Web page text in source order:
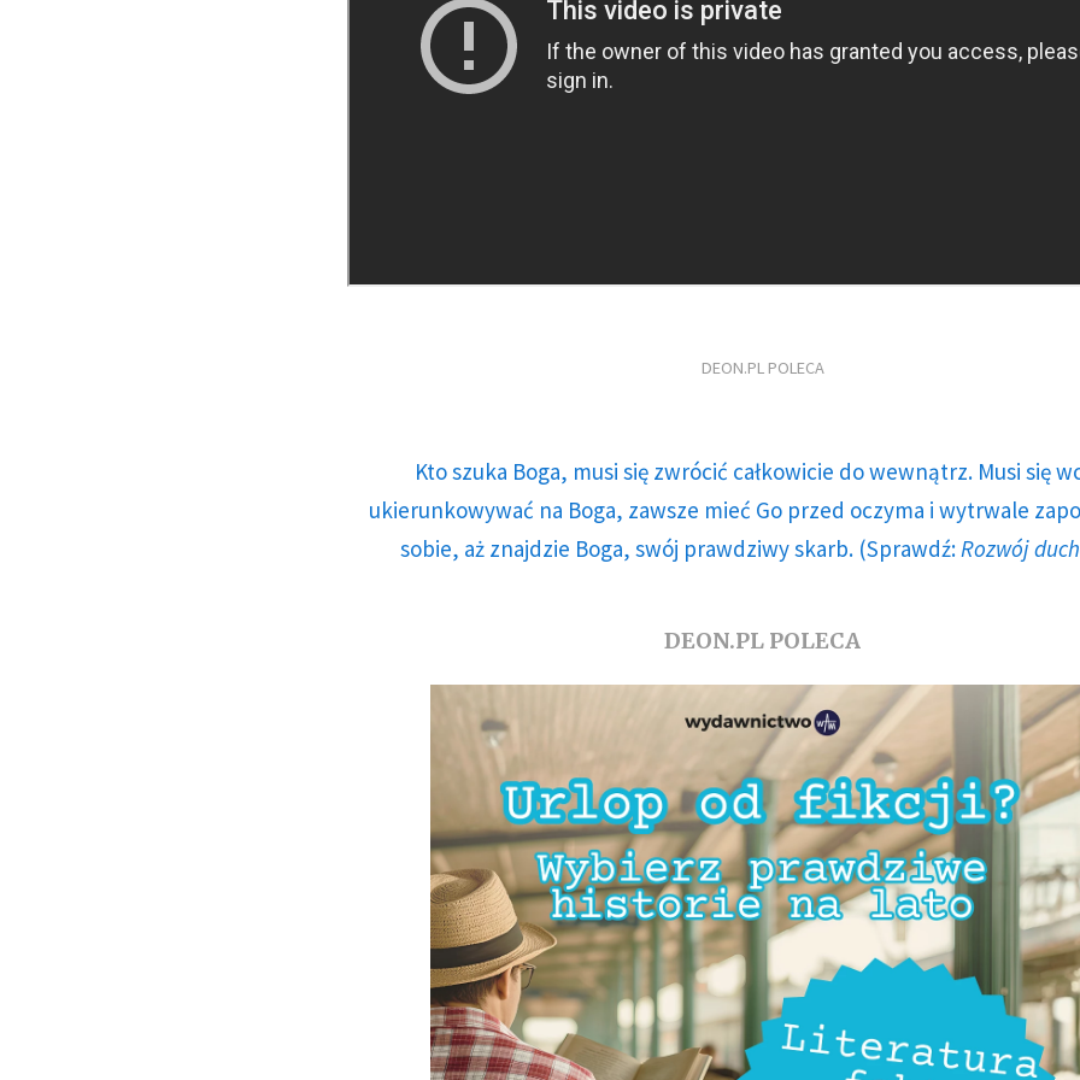
DEON.PL POLECA
Kto szuka Boga, musi się zwrócić całkowicie do wewnątrz. Musi się
ukierunkowywać na Boga, zawsze mieć Go przed oczyma i wytrwale
sobie, aż znajdzie Boga, swój prawdziwy skarb. (Sprawdź: Rozwój
DEON.PL POLECA